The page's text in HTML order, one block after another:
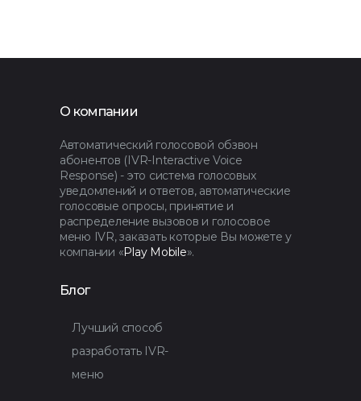
О компании
Автоматический голосовой обзвон
абонентов (IVR-Interactive Voice
Response) - это система голосовых
уведомлений и ответов, автоматические
голосовые опросы, принятие и
распределение вызовов и голосовое
меню IVR, заказать которые Вы можете у
компании «Play Mobile».
Блог
Лучший способ
разработать IVR-
меню